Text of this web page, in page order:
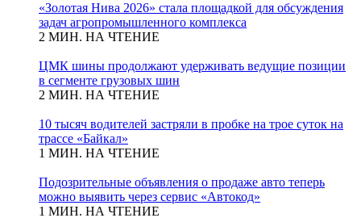
«Золотая Нива 2026» стала площадкой для обсуждения
задач агропромышленного комплекса
2 МИН. НА ЧТЕНИЕ
ЦМК шины продолжают удерживать ведущие позиции
в сегменте грузовых шин
2 МИН. НА ЧТЕНИЕ
10 тысяч водителей застряли в пробке на трое суток на
трассе «Байкал»
1 МИН. НА ЧТЕНИЕ
Подозрительные объявления о продаже авто теперь
можно выявить через сервис «Автокод»
1 МИН. НА ЧТЕНИЕ